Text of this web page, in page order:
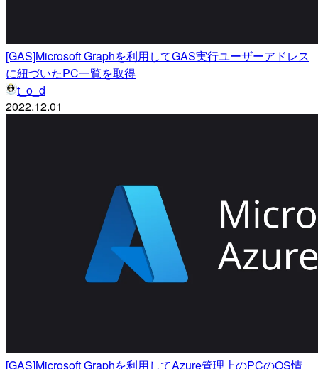
[GAS]Microsoft Graphを利用してGAS実行ユーザーアドレス
に紐づいたPC一覧を取得
t_o_d
2022.12.01
[GAS]Microsoft Graphを利用してAzure管理上のPCのOS情